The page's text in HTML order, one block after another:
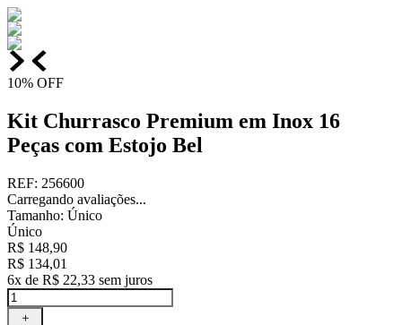
10% OFF
Kit Churrasco Premium em Inox 16
Peças com Estojo Bel
REF: 256600
Carregando avaliações...
Tamanho: Único
Único
R$ 148,90
R$ 134,01
6x de R$ 22,33 sem juros
＋